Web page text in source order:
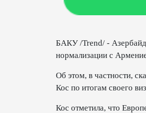
БАКУ /Trend/ -
нормализации с
Об этом, в частности,
Кос по итогам своего
Кос отметила, что